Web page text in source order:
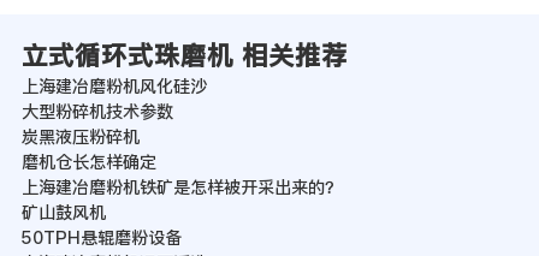
立式循环式珠磨机 相关推荐
上海建冶磨粉机风化硅沙
大型粉碎机技术参数
炭黑液压粉碎机
磨机仓长怎样确定
上海建冶磨粉机铁矿是怎样被开采出来的？
矿山鼓风机
50TPH悬辊磨粉设备